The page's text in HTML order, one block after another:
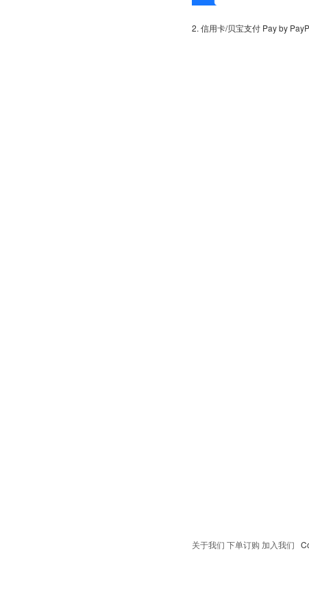
2. 信用卡/贝宝支付 Pay by
关于我们 下单订购 加入我们